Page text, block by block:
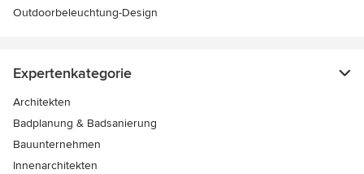
Outdoorbeleuchtung-Design
Expertenkategorie
Architekten
Badplanung & Badsanierung
Bauunternehmen
Innenarchitekten